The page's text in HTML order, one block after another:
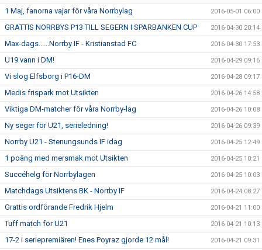
1 Maj, fanorna vajar för våra Norrbylag 2016-05-01 06:00
GRATTIS NORRBYS P13 TILL SEGERN I SPARBANKEN CUP 2016-04-30 20:14
Max-dags......Norrby IF - Kristianstad FC 2016-04-30 17:53
U19 vann i DM! 2016-04-29 09:16
Vi slog Elfsborg i P16-DM 2016-04-28 09:17
Medis frispark mot Utsikten 2016-04-26 14:58
Viktiga DM-matcher för våra Norrby-lag 2016-04-26 10:08
Ny seger för U21, serieledning! 2016-04-26 09:39
Norrby U21 - Stenungsunds IF idag 2016-04-25 12:49
1 poäng med mersmak mot Utsikten 2016-04-25 10:21
Succéhelg för Norrbylagen 2016-04-25 10:03
Matchdags Utsiktens BK - Norrby IF 2016-04-24 08:27
Grattis ordförande Fredrik Hjelm 2016-04-21 11:00
Tuff match för U21 2016-04-21 10:13
17-2 i seriepremiären! Enes Poyraz gjorde 12 mål! 2016-04-21 09:31